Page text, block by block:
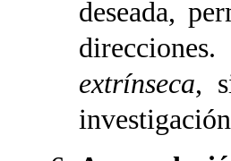
deseada,
extrínseca,